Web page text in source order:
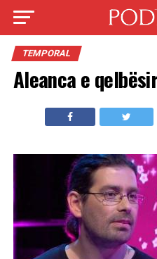
TEMPORAL
Aleanca e